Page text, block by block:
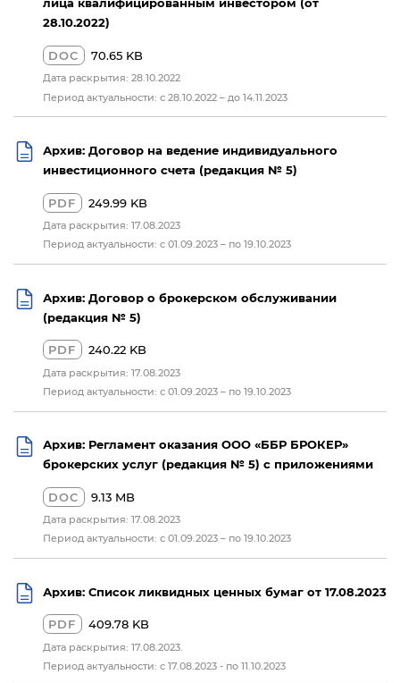
28.10.2022)
DOC 70.65 KB
Дата раскрытия: 28.10.2022
Период актуальности: с 28.10.2022 – до 14.11.2023
Архив: Договор на ведение индивидуального
инвестиционного счета (редакция № 5)
PDF 249.99 KB
Дата раскрытия: 17.08.2023
Период актуальности: с 01.09.2023 – по 19.10.2023
Архив: Договор о брокерском обслуживании
(редакция № 5)
PDF 240.22 KB
Дата раскрытия: 17.08.2023
Период актуальности: с 01.09.2023 – по 19.10.2023
Архив: Регламент оказания ООО «ББР БРОКЕР»
брокерских услуг (редакция № 5) с приложениями
DOC 9.13 MB
Дата раскрытия: 17.08.2023
Период актуальности: с 01.09.2023 – по 19.10.2023
Архив: Список ликвидных ценных бумаг от 17.08.2023
PDF 409.78 KB
Дата раскрытия: 17.08.2023.
Период актуальности: c 17.08.2023 - по 11.10.2023